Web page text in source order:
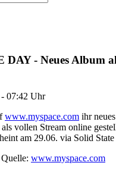
DAY - Neues Album
07:42 Uhr
www.myspace.com ihr
vollen Stream online
am 29.06. via Solid State
www.myspace.com